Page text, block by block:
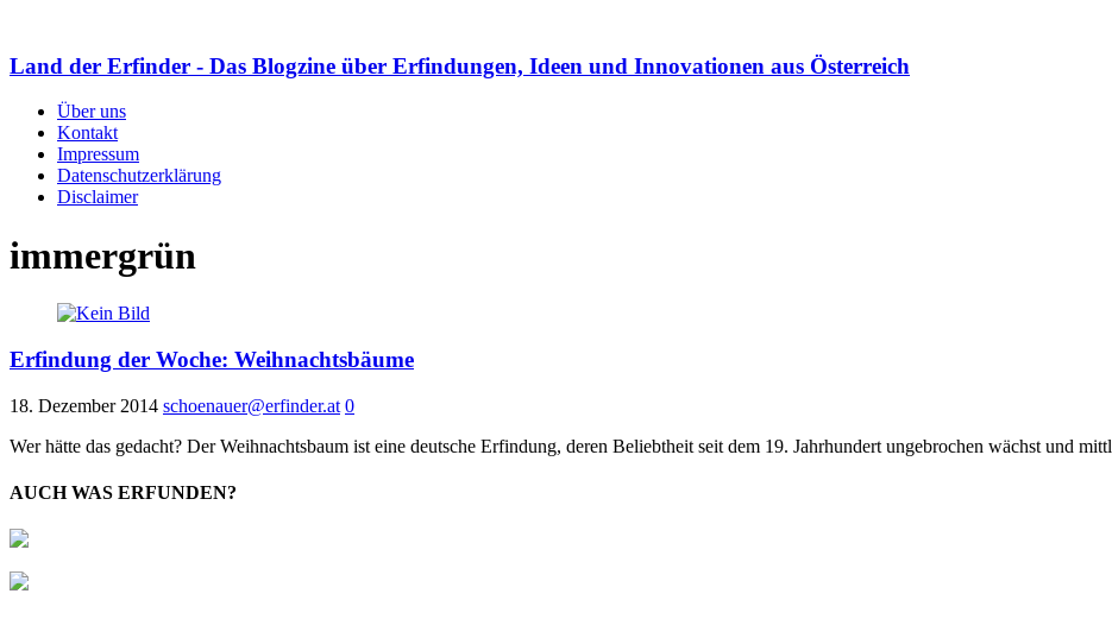
Land der Erfinder - Das Blogzine über Erfindungen, Ideen und Innovationen aus Österreich
Über uns
Kontakt
Impressum
Datenschutzerklärung
Disclaimer
immergrün
Erfindung der Woche: Weihnachtsbäume
18. Dezember 2014 schoenauer@erfinder.at 0
Wer hätte das gedacht? Der Weihnachtsbaum ist eine deutsche Erfindung, deren Beliebtheit seit dem 19. Jahrhundert ungebrochen wächst und
AUCH WAS ERFUNDEN?